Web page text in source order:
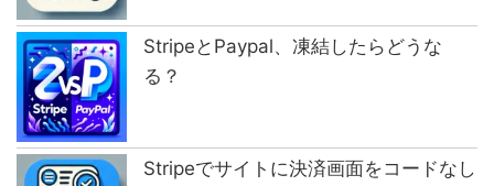
StripeとPaypal、凍結したらどうな
る？
Stripeでサイトに決済画面をコードなし